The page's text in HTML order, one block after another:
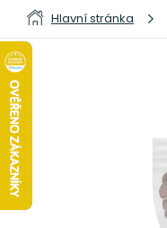
Hlavní stránka